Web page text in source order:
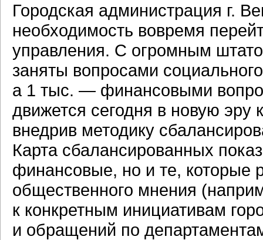
Городская администрация г.
необходимость вовремя
управления. С огромным
заняты вопросами
а 1 тыс. — финансовыми
движется сегодня в новую эру
внедрив методику
Карта сбалансированных
финансовые, но и те, которые
общественного мнения
к конкретным инициативам
и обращений по